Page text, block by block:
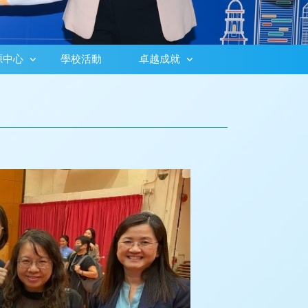
中心 學校活動 卓越成就